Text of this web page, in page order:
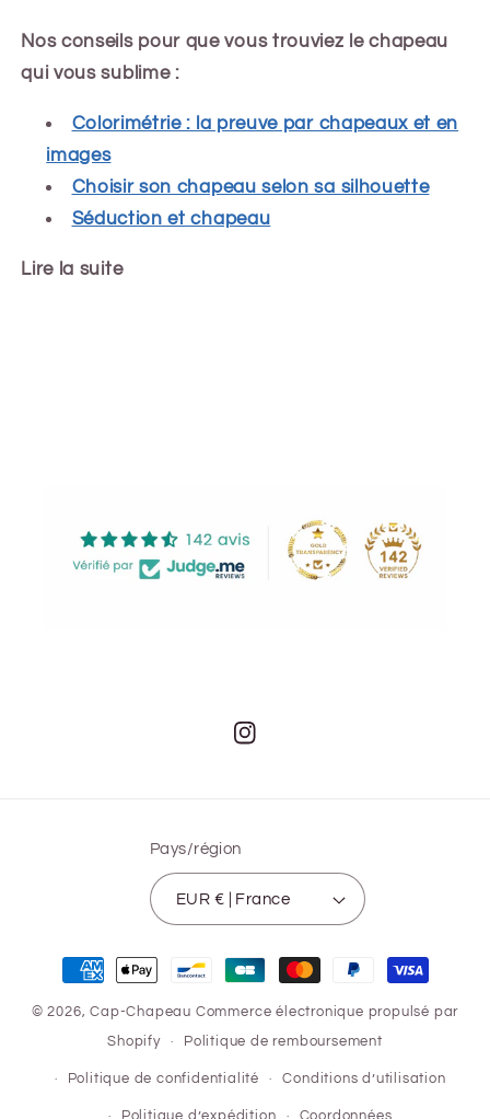
Nos conseils pour que vous trouviez le chapeau
qui vous sublime :
Colorimétrie : la preuve par chapeaux et en
images
Choisir son chapeau selon sa silhouette
Séduction et chapeau
Lire la suite
Instagram
Pays/région
EUR € | France
Moyens
paiement
© 2026,Cap-Chapeau Commerce électronique propulsé par
Shopify Politique de remboursement
Politique de confidentialité Conditions d’utilisation
Politique d’expédition Coordonnées